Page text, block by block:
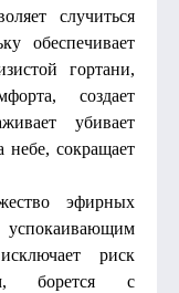
случиться
обеспечивает
гортани,
создает
убивает
небе, сокращает
эфирных
риск
борется с